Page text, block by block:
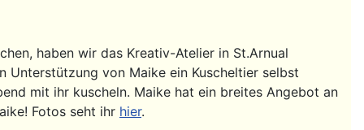
haben wir das Kreativ-Atelier in St.Arnual
Unterstützung von Maike ein Kuscheltier selbst
mit ihr kuscheln. Maike hat ein breites Angebot an
Fotos seht ihr hier.